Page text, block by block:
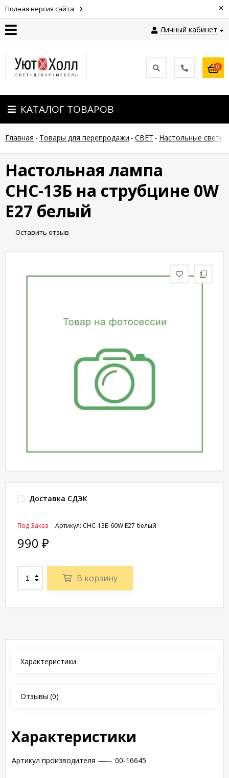
Полная версия сайта ×
Личный кабинет
Оплата
Доставка
Гарантия
возврат
Новости
статьи
0
КАТАЛОГ ТОВАРОВ
Главная - Товары для перепродажи - СВЕТ - Настольные
Настольная лампа
CHС-13Б на струбцине 0W
E27 белый
Оставить отзыв
Доставка СДЭК
Артикул: CHС-13Б 60W E27 белый
Под Заказ
990 ₽
В корзину
Характеристики
Отзывы (0)
Характеристики
Артикул производителя 00-16645